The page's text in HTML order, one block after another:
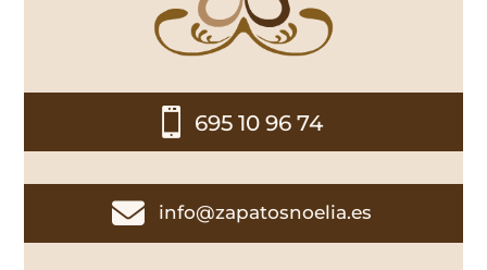
 695 10 96 74
 info@zapatosnoelia.es